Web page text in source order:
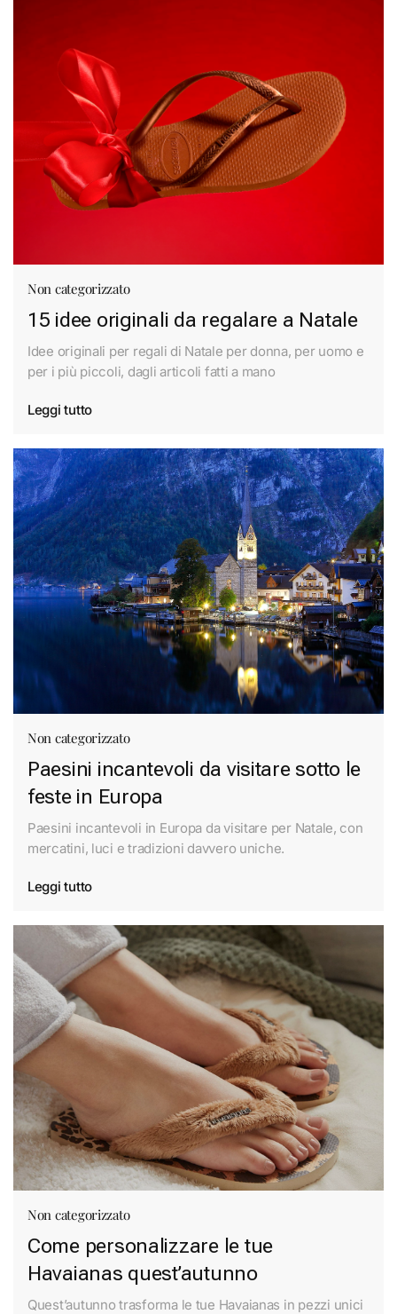
Non categorizzato
15 idee originali da regalare a Natale
Idee originali per regali di Natale per donna, per uomo e
per i più piccoli, dagli articoli fatti a mano
Leggi tutto
Non categorizzato
Paesini incantevoli da visitare sotto le
feste in Europa
Paesini incantevoli in Europa da visitare per Natale, con
mercatini, luci e tradizioni davvero uniche.
Leggi tutto
Non categorizzato
Come personalizzare le tue
Havaianas quest’autunno
Quest’autunno trasforma le tue Havaianas in pezzi unici